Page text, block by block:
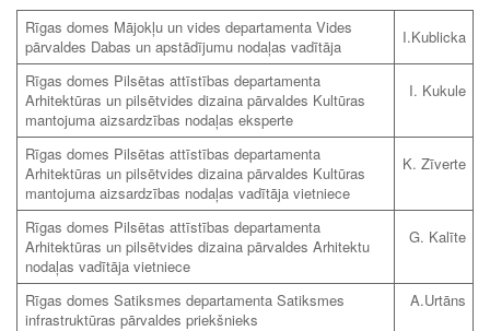
Rīgas domes Mājokļu un vides departamenta Vides
pārvaldes Dabas un apstādījumu nodaļas vadītāja
I.Kublicka
Rīgas domes Pilsētas attīstības departamenta
Arhitektūras un pilsētvides dizaina pārvaldes Kultūras
mantojuma aizsardzības nodaļas eksperte
I. Kukule
Rīgas domes Pilsētas attīstības departamenta
Arhitektūras un pilsētvides dizaina pārvaldes Kultūras
mantojuma aizsardzības nodaļas vadītāja vietniece
K. Zīverte
Rīgas domes Pilsētas attīstības departamenta
Arhitektūras un pilsētvides dizaina pārvaldes Arhitektu
nodaļas vadītāja vietniece
G. Kalīte
Rīgas domes Satiksmes departamenta Satiksmes
infrastruktūras pārvaldes priekšnieks
A.Urtāns